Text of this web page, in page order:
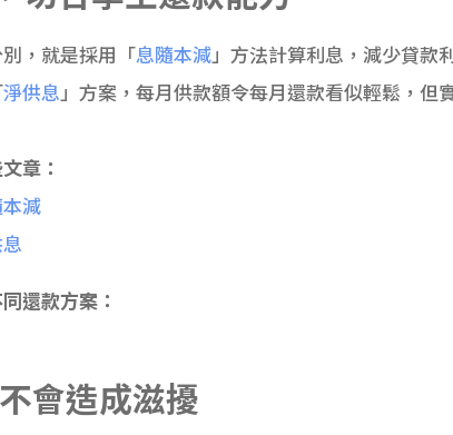
，就是採用「息隨本減」方法計算利息，減少貸款
淨供息」方案，每月供款額令每月還款看似輕鬆，但
章：
減
還款方案：
會造成滋擾